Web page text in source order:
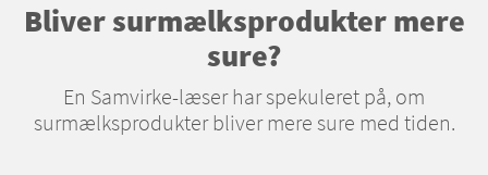
Bliver surmælksprodukter mere
sure?
En Samvirke-læser har spekuleret på, om
surmælksprodukter bliver mere sure med tiden.